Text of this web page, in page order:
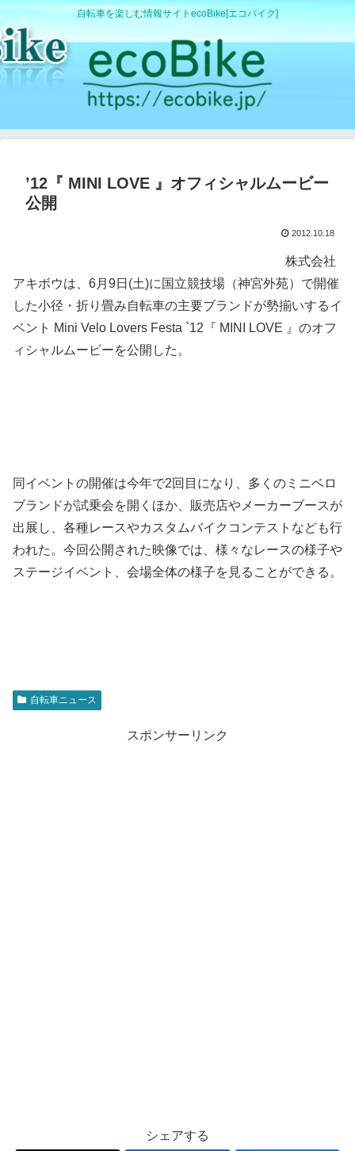
自転車を楽しむ情報サイトecoBike[エコバイク]
’12『 MINI LOVE 』オフィシャルムービー
公開
2012.10.18
株式会社
アキボウは、6月9日(土)に国立競技場（神宮外苑）で開催
した小径・折り畳み自転車の主要ブランドが勢揃いするイ
ベント Mini Velo Lovers Festa `12『 MINI LOVE 』のオフ
ィシャルムービーを公開した。
同イベントの開催は今年で2回目になり、多くのミニベロ
ブランドが試乗会を開くほか、販売店やメーカーブースが
出展し、各種レースやカスタムバイクコンテストなども行
われた。今回公開された映像では、様々なレースの様子や
ステージイベント、会場全体の様子を見ることができる。
自転車ニュース
スポンサーリンク
シェアする